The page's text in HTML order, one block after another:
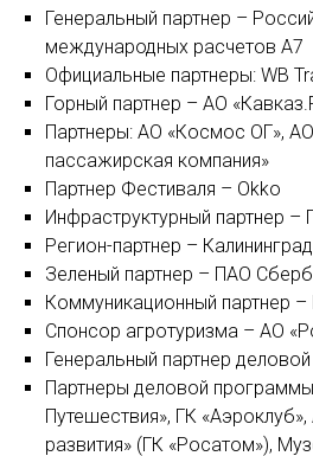
Генеральный партнер –
международных расчетов А7
Официальные партнеры: WB
Горный партнер – АО
Партнеры: АО «Космос ОГ»,
пассажирская компания»
Партнер Фестиваля – Okko
Инфраструктурный партнер –
Регион-партнер –
Зеленый партнер – ПАО
Коммуникационный партнер
Спонсор агротуризма – АО
Генеральный партнер
Партнеры деловой
Путешествия», ГК
развития» (ГК «Росатом»),